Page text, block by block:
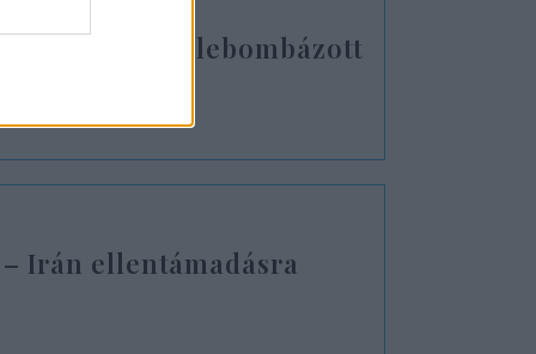
a lebombázott
Irán ellentámadásra